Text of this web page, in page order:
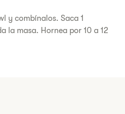
y combínalos. Saca 1
la masa. Hornea por 10 a 12